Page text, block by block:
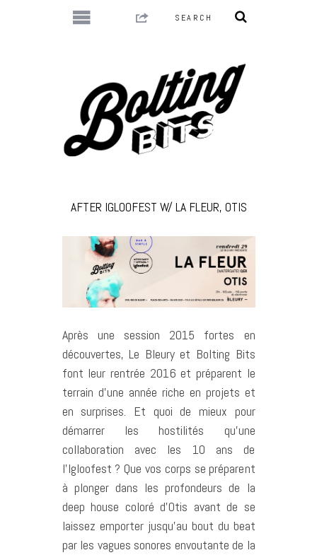
AFTER IGLOOFEST W/ LA FLEUR, OTIS
Après une session 2015 fortes en
découvertes, Le Bleury et Bolting Bits
font leur rentrée 2016 et préparent le
terrain d’une année riche en projets et
en surprises. Et quoi de mieux pour
démarrer les hostilités qu’une
collaboration avec les 10 ans de
l’Igloofest ? Que vos corps se préparent
à plonger dans les profondeurs de la
deep house coloré d’Otis avant de se
laissez emporter jusqu’au bout du beat
par les vagues sonores envoutante de la